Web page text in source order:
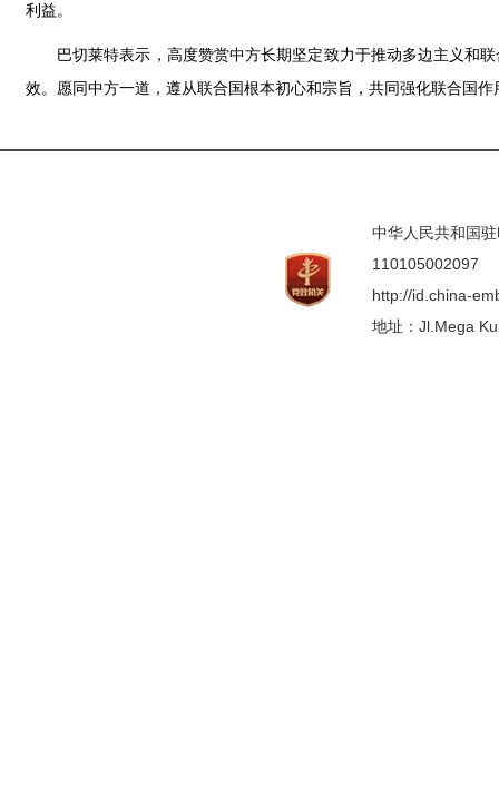
利益。
巴切莱特表示，高度赞赏中方长期坚定致力于推动多边主义和
效。愿同中方一道，遵从联合国根本初心和宗旨，共同强化联合国作
中华人民共和国
110105002097
http://id.china-
地址：Jl.Mega